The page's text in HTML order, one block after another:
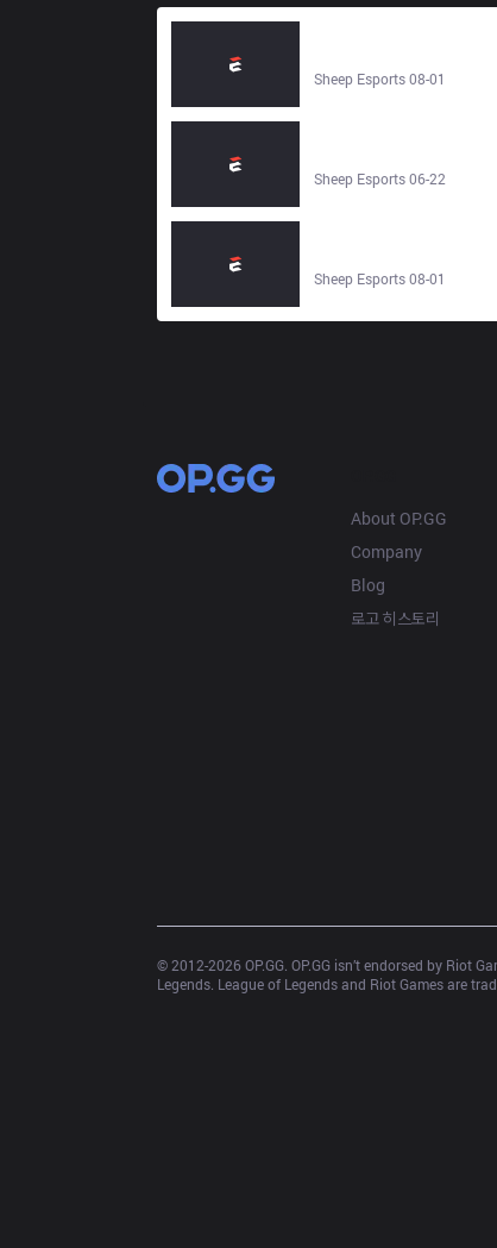
Sheep Esports 08-01
Sheep Esports 06-22
Sheep Esports 08-01
About OP.GG
Company
Blog
로고 히스토리
© 2012-2026 OP.GG. OP.GG isn’t endorsed by
Legends. League of Legends and Riot Games are